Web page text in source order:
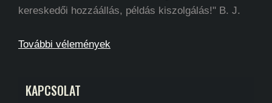
kereskedői hozzáállás, példás kiszolgálás!" B. J.
További vélemények
KAPCSOLAT